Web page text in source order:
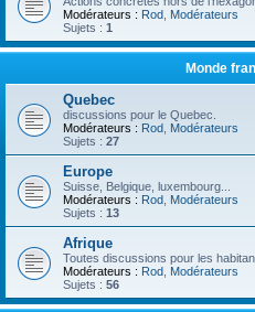
Modérateurs : Rod Modérateurs
Sujets : 1
Monde
Quebec
discussions pour le Quebec.
Modérateurs : Rod Modérateurs
Sujets : 27
Europe
Suisse, Belgique, luxembourg...
Modérateurs : Rod Modérateurs
Sujets : 13
Afrique
Toutes discussions pour les
Modérateurs : Rod Modérateurs
Sujets : 56